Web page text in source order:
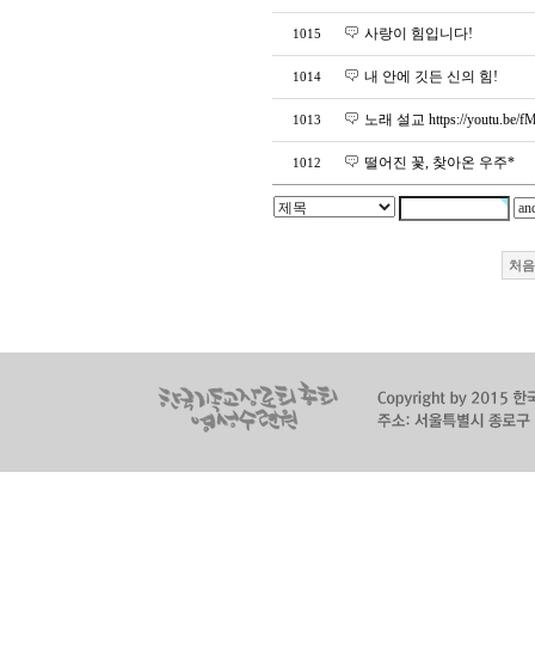
1015 사랑이 힘입니다!
1014 내 안에 깃든 신의 힘!
1013 노래 설교 https://youtu.be/
1012 떨어진 꽃, 찾아온 우주*
처음